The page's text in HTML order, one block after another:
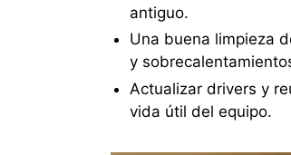
antiguo.
Una buena limpieza
y
Actualizar drivers y
vida útil del equipo.